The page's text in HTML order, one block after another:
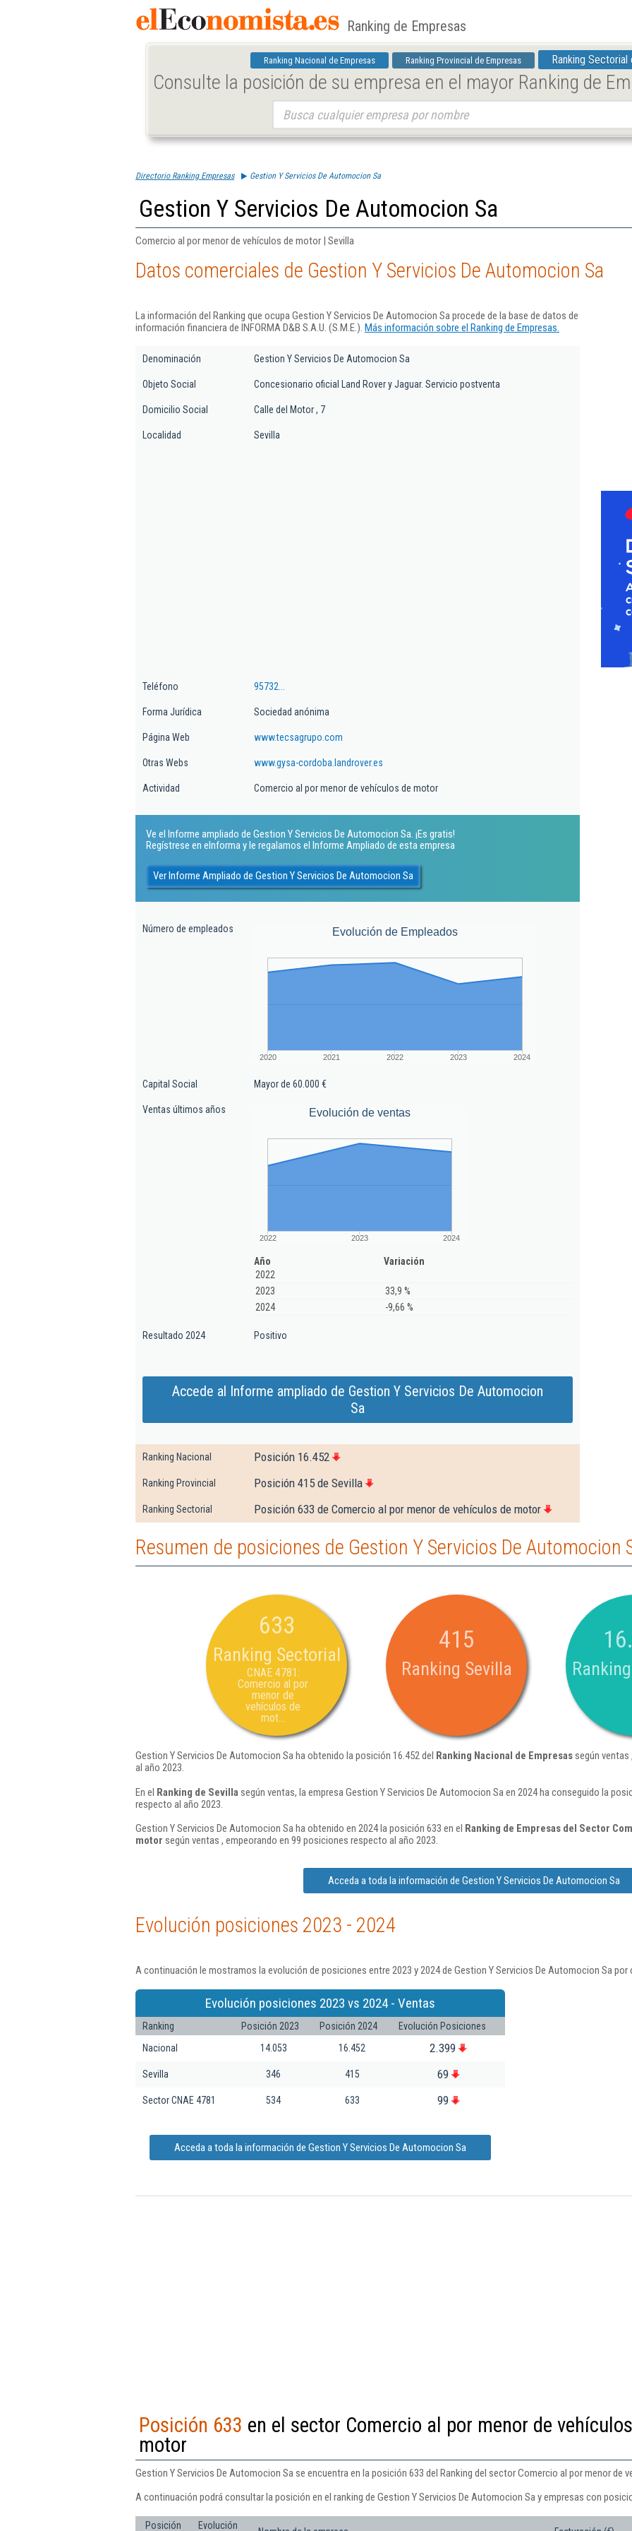
Ranking de Empresas
Ranking Nacional de Empresas Ranking Provincial de Empresas Ranking Sectorial
Consulte la posición de su empresa en el mayor Ranking de
Directorio Ranking Empresas Gestion Y Servicios De Automocion Sa
Gestion Y Servicios De Automocion Sa
Comercio al por menor de vehículos de motor | Sevilla
Datos comerciales de Gestion Y Servicios De Automocion Sa
La información del Ranking que ocupa Gestion Y Servicios De Automocion Sa procede de la base de datos de
información financiera de INFORMA D&B S.A.U. (S.M.E.). Más información sobre el Ranking de Empresas.
Denominación Gestion Y Servicios De Automocion Sa
Objeto Social Concesionario oficial Land Rover y Jaguar. Servicio postventa
Domicilio Social Calle del Motor , 7
Localidad Sevilla
Teléfono 95732...
Forma Jurídica Sociedad anónima
Página Web www.tecsagrupo.com
Otras Webs www.gysa-cordoba.landrover.es
Actividad Comercio al por menor de vehículos de motor
Ve el Informe ampliado de Gestion Y Servicios De Automocion Sa. ¡Es gratis!
Regístrese en eInforma y le regalamos el Informe Ampliado de esta empresa
Ver Informe Ampliado de Gestion Y Servicios De Automocion Sa
Número de empleados Evolución de Empleados
2020 2021 2022 2023 2024
Capital Social Mayor de 60.000 €
Ventas últimos años Evolución de ventas
2022 2023 2024
Año
Variación
2022
2023
33,9 %
2024
-9,66 %
Resultado 2024 Positivo
Accede al Informe ampliado de Gestion Y Servicios De Automocion
Sa
Ranking Nacional Posición 16.452
Ranking Provincial Posición 415 de Sevilla
Ranking Sectorial Posición 633 de Comercio al por menor de vehículos de motor
Resumen de posiciones de Gestion Y Servicios De Automocion
633
Ranking Sectorial
CNAE 4781:
Comercio al por
menor de
vehículos de
mot...
415
Ranking Sevilla
Gestion Y Servicios De Automocion Sa ha obtenido la posición 16.452 del Ranking Nacional de Empresassegún
al año 2023.
En el Ranking de Sevilla según ventas, la empresa Gestion Y Servicios De Automocion Sa en 2024 ha conseguido la
respecto al año 2023.
Gestion Y Servicios De Automocion Sa ha obtenido en 2024 la posición 633 en el Ranking de Empresas del Sector
motor según ventas , empeorando en 99 posiciones respecto al año 2023.
Acceda a toda la información de Gestion Y Servicios De Automocion Sa
Evolución posiciones 2023 - 2024
A continuación le mostramos la evolución de posiciones entre 2023 y 2024 de Gestion Y Servicios De Automocion Sa
Evolución posiciones 2023 vs 2024 - Ventas
Ranking Posición 2023 Posición 2024
Evolución Posiciones
Nacional
14.053 16.452 2.399
Sevilla 346 415 69
Sector CNAE 4781 534 633 99
Acceda a toda la información de Gestion Y Servicios De Automocion Sa
Posición 633 en el sector Comercio al por menor de
motor
Gestion Y Servicios De Automocion Sa se encuentra en la posición 633 del Ranking del sector Comercio al por menor de
A continuación podrá consultar la posición en el ranking de Gestion Y Servicios De Automocion Sa y empresas con
Posición Evolución